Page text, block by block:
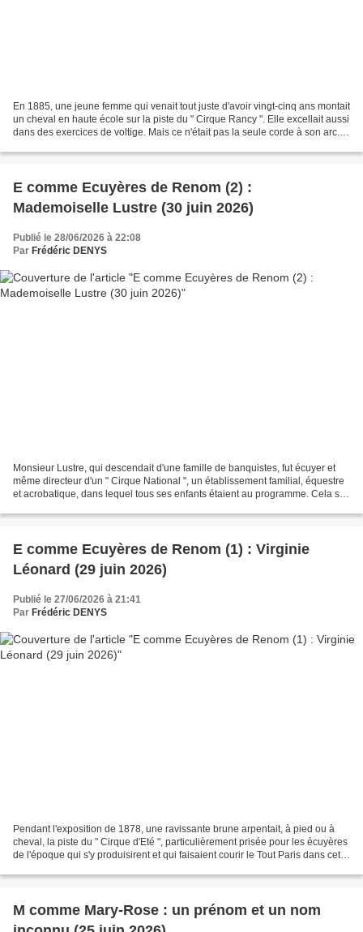
En 1885, une jeune femme qui venait tout juste d'avoir vingt-cinq ans montait
un cheval en haute école sur la piste du " Cirque Rancy ". Elle excellait aussi
dans des exercices de voltige. Mais ce n'était pas la seule corde à son arc.
E comme Ecuyères de Renom (2) :
Mademoiselle Lustre (30 juin 2026)
Publié le 28/06/2026 à 22:08
Par Frédéric DENYS
Monsieur Lustre, qui descendait d'une famille de banquistes, fut écuyer et
même directeur d'un " Cirque National ", un établissement familial, équestre
et acrobatique, dans lequel tous ses enfants étaient au programme. Cela se
E comme Ecuyères de Renom (1) : Virginie
Léonard (29 juin 2026)
Publié le 27/06/2026 à 21:41
Par Frédéric DENYS
Pendant l'exposition de 1878, une ravissante brune arpentait, à pied ou à
cheval, la piste du " Cirque d'Eté ", particulièrement prisée pour les écuyères
de l'époque qui s'y produisirent et qui faisaient courir le Tout Paris dans cet
M comme Mary-Rose : un prénom et un nom